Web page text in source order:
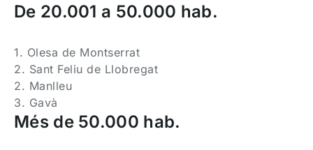
De 20.001 a 50.000 hab.
1. Olesa de Montserrat
2. Sant Feliu de Llobregat
2. Manlleu
3. Gavà
Més de 50.000 hab.